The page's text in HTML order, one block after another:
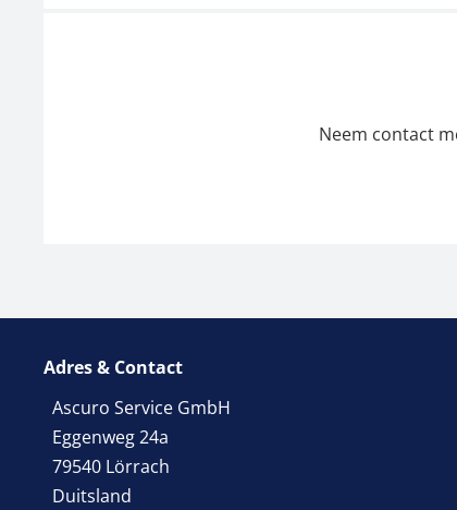
Neem contact
Adres & Contact
Ascuro Service GmbH
Eggenweg 24a
79540 Lörrach
Duitsland